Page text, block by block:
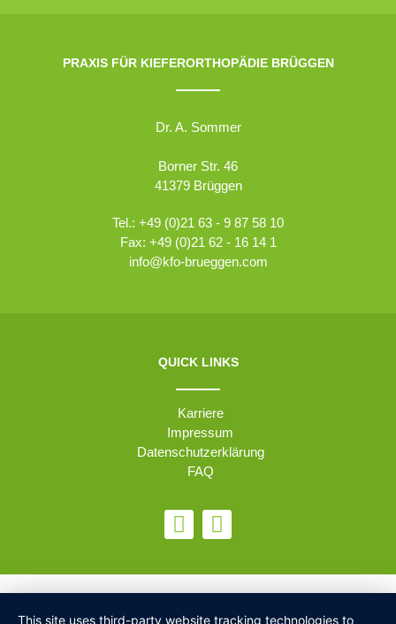
PRAXIS FÜR KIEFERORTHOPÄDIE BRÜGGEN
Dr. A. Sommer
Borner Str. 46
41379 Brüggen
Tel.: +49 (0)21 63 - 9 87 58 10
Fax: +49 (0)21 62 - 16 14 1
info@kfo-brueggen.com
QUICK LINKS
Karriere
Impressum
Datenschutzerklärung
FAQ
This site uses third-party website tracking technologies to